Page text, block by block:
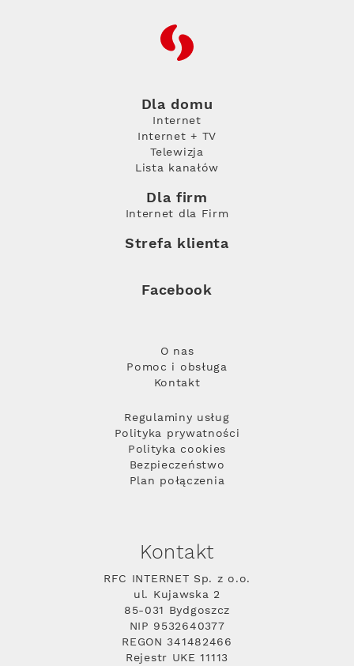
RFC
Dla domu
Internet
Internet + TV
Telewizja
Lista kanałów
Dla firm
Internet dla Firm
Strefa klienta
Facebook
O nas
Pomoc i obsługa
Kontakt
Regulaminy usług
Polityka prywatności
Polityka cookies
Bezpieczeństwo
Plan połączenia
Kontakt
RFC INTERNET Sp. z o.o.
ul. Kujawska 2
85-031 Bydgoszcz
NIP 9532640377
REGON 341482466
Rejestr UKE 11113